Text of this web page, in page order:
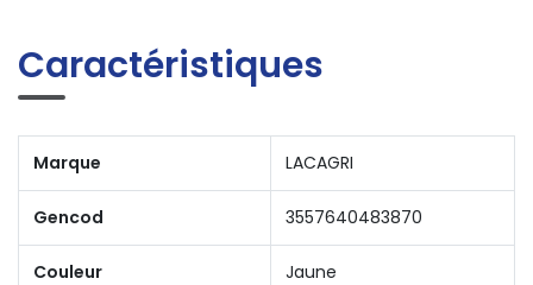
Caractéristiques
Marque LACAGRI
Gencod 3557640483870
Couleur Jaune